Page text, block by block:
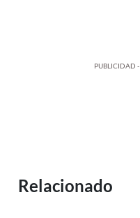
PUBLICIDAD
Relacionado